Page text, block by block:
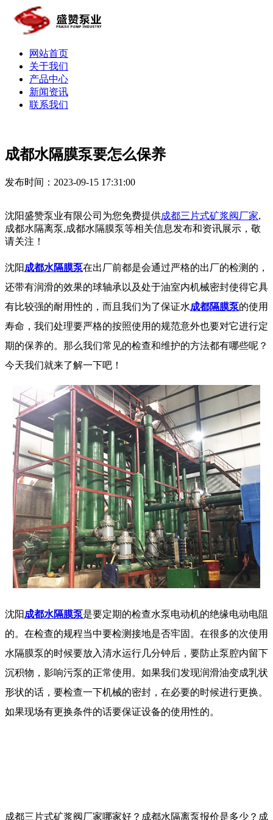
网站首页
关于我们
产品中心
新闻资讯
联系我们
成都水隔膜泵要怎么保养
发布时间：2023-09-15 17:31:00
沈阳盛赞泵业有限公司为您免费提供成都三片式矿浆阀厂家,
成都水隔离泵,成都水隔膜泵等相关信息发布和资讯展示，敬
请关注！
沈阳成都水隔膜泵在出厂前都是会通过严格的出厂的检测的，
还带有润滑的效果的球轴承以及处于油室内机械密封使得它具
有比较强的耐用性的，而且我们为了保证水成都隔膜泵的使用
寿命，我们处理要严格的按照使用的规范意外也要对它进行定
期的保养的。那么我们常见的检查和维护的方法都有哪些呢？
今天我们就来了解一下吧！
沈阳成都水隔膜泵是要定期的检查水泵电动机的绝缘电动电阻
的。在检查的规程当中要检测接地是否牢固。在很多的次使用
水隔膜泵的时候要放入清水运行几分钟后，要防止泵腔内留下
沉积物，影响污泵的正常使用。如果我们发现润滑油变成乳状
形状的话，要检查一下机械的密封，在必要的时候进行更换。
如果现场有更换条件的话要保证设备的使用性的。
成都三片式矿浆阀厂家哪家好？成都水隔离泵报价是多少？成